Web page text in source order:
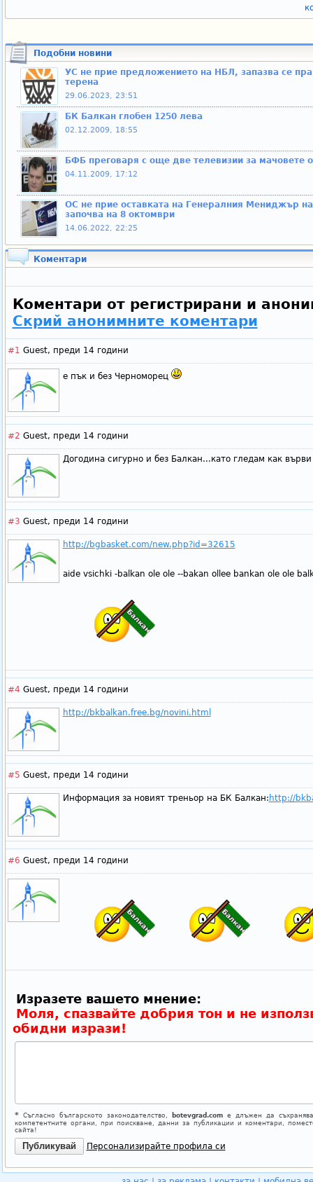
Подобни новини
УС не прие предложението на НБЛ, запазва се
терена
29.06.2023, 23:51
БК Балкан глобен 1250 лева
02.12.2009, 18:55
БФБ преговаря с още две телевизии за мачовете
04.11.2009, 17:12
ОС не прие оставката на Генералния Мениджър
започва на 8 октомври
14.06.2022, 22:25
Коментари
Коментари от регистрирани и
Скрий анонимните коментари
#1 Guest, преди 14 години
е пък и без Черноморец
#2 Guest, преди 14 години
Догодина сигурно и без Балкан...като гледам как
#3 Guest, преди 14 години
http://bgbasket.com/new.php?id=32615
aide vsichki -balkan ole ole --bakan ollee bankan ole ole
#4 Guest, преди 14 години
http://bkbalkan.free.bg/novini.html
#5 Guest, преди 14 години
Информация за новият треньор на БК Балкан: http://
#6 Guest, преди 14 години
Изразете вашето мнение:
Моля, спазвайте добрия тон и не
обидни изрази!
*Съгласно българското законодателство, botevgrad.comе длъжен да
компетентните органи, при поискване, данни за публикации и коментари,
сайта!
Персонализирайте профила си